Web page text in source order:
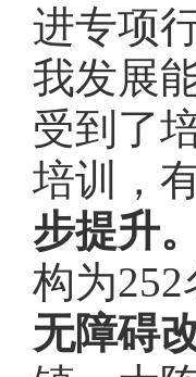
进专项
我发展
受到了
培训，
步提升。
构为
无障碍